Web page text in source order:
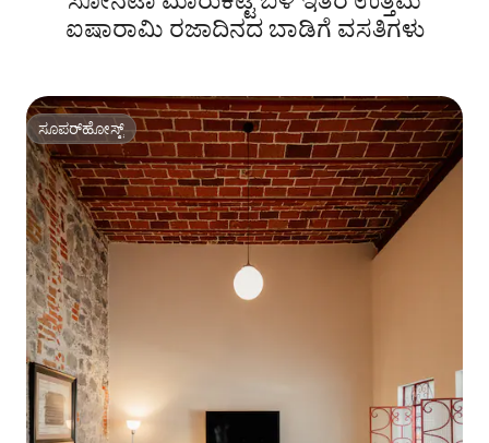
ಐಷಾರಾಮಿ ರಜಾದಿನದ ಬಾಡಿಗೆ ವಸತಿಗಳು
ಸೂಪರ್‌ಹೋಸ್ಟ್
ಸೂಪರ್‌ಹೋಸ್ಟ್